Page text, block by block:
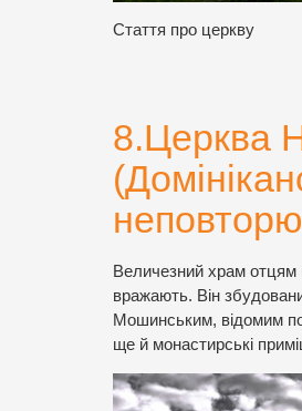
Стаття про церкву
8.Церква
Величезний храм отцям
вражають. Він
Мошинським, відомим
ще й монастирські